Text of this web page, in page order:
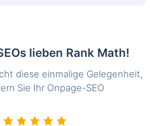
lieben Rank Math!
diese einmalige Gelegenheit,
Sie Ihr Onpage-SEO